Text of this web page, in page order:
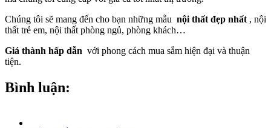
Chúng tôi sẽ mang đến cho bạn những mẫu nội thất đẹp nhất , nội
thất trẻ em, nội thất phòng ngủ, phòng khách…
Giá thành hấp dẫn với phong cách mua sắm hiện đại và thuận
tiện.
Bình luận: